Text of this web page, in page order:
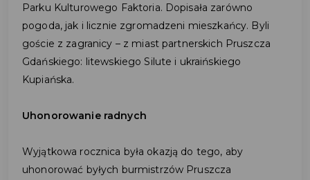
Parku Kulturowego Faktoria. Dopisała zarówno
pogoda, jak i licznie zgromadzeni mieszkańcy. Byli
goście z zagranicy – z miast partnerskich Pruszcza
Gdańskiego: litewskiego Silute i ukraińskiego
Kupiańska.
Uhonorowanie radnych
Wyjątkowa rocznica była okazją do tego, aby
uhonorować byłych burmistrzów Pruszcza